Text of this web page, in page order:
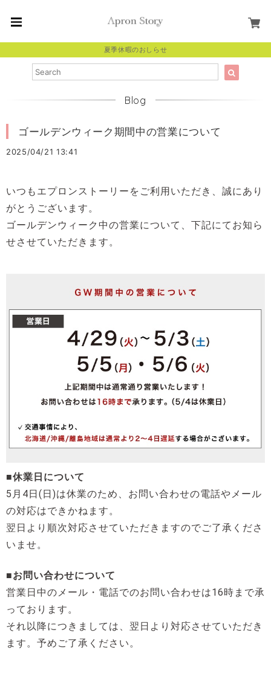
夏季休暇のおしらせ
Blog
ゴールデンウィーク期間中の営業について
2025/04/21 13:41
いつもエプロンス トーリーをご利用いただき、誠にあり
がとうございます。
ゴールデンウィーク中の営業について、下記にてお知ら
せさせていただきます。
■休業日について
5月4日(日)は休業のため、お問い合わせの電話やメール
の対応はできかねます。
翌日より順次対応させていただきますのでご了承くださ
いませ。
■お問い合わせについて
営業日中のメール・電話でのお問い合わせは16時まで承
っております。
それ以降につきましては、翌日より対応させていただき
ます。予めご了承ください。